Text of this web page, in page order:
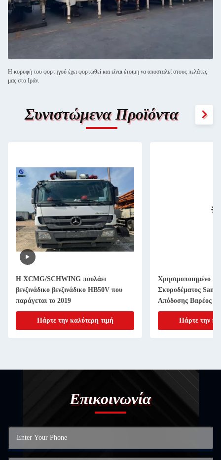
Η κορυφή του φορτηγού έχει φορτωθεί και είναι έτοιμη να αποσταλεί στους πελάτες
μας στο Ιράν.
Συνιστώμενα Προϊόντα
Η XCMG/SCHWING πουλάει
βενζινάδικο βενζινάδικο HB50V που
παράγεται το 2019
Πάρτε την καλύτερη τιμή
Χρησιμοποιημένο
Σκυροδέματος
Απόδοσης Βαρέος
Πάρτε την
Επικοινωνία